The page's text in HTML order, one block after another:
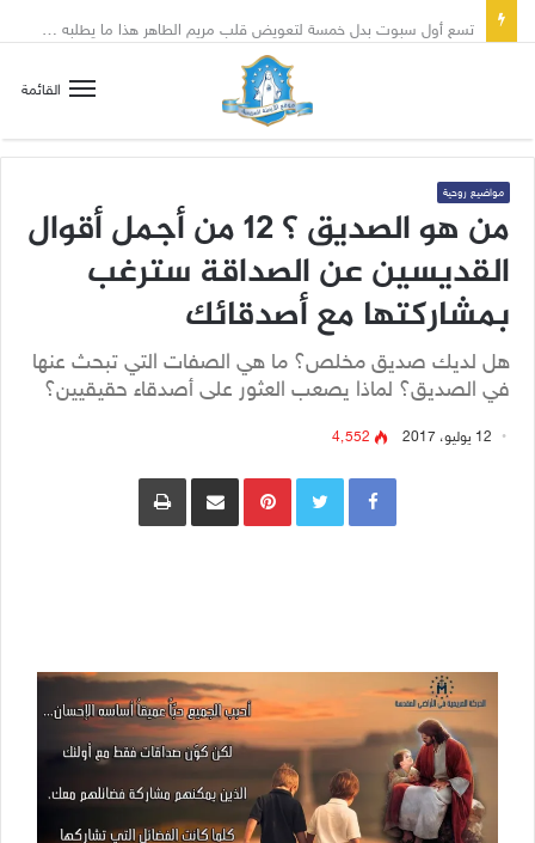
القائمة
مواضيع روحية
من هو الصديق ؟ 12 من أجمل أقوال
القديسين عن الصداقة سترغب
بمشاركتها مع أصدقائك
هل لديك صديق مخلص؟ ما هي الصفات التي تبحث عنها
في الصديق؟ لماذا يصعب العثور على أصدقاء حقيقيين؟
12 يوليو، 2017 4٬552
Pinterestمشاركة عبر البريد طباعة